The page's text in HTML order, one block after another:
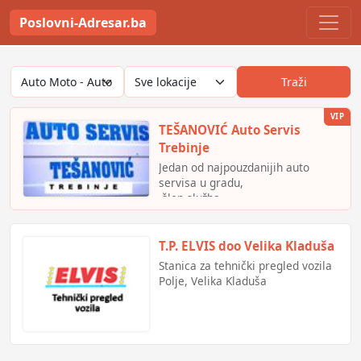
Poslovni-Adresar.ba
Traži
VIP
TEŠANOVIĆ Auto Servis
Trebinje
Jedan od najpouzdanijih auto
servisa u gradu,
-šlep služba
-autopraonica
-ovlašteni saradnik BIHAMK-a
-ovlašteni servis LADA auto -
Banja Luka
T.P. ELVIS doo Velika Kladuša
Stanica za tehnički pregled vozila
Polje, Velika Kladuša